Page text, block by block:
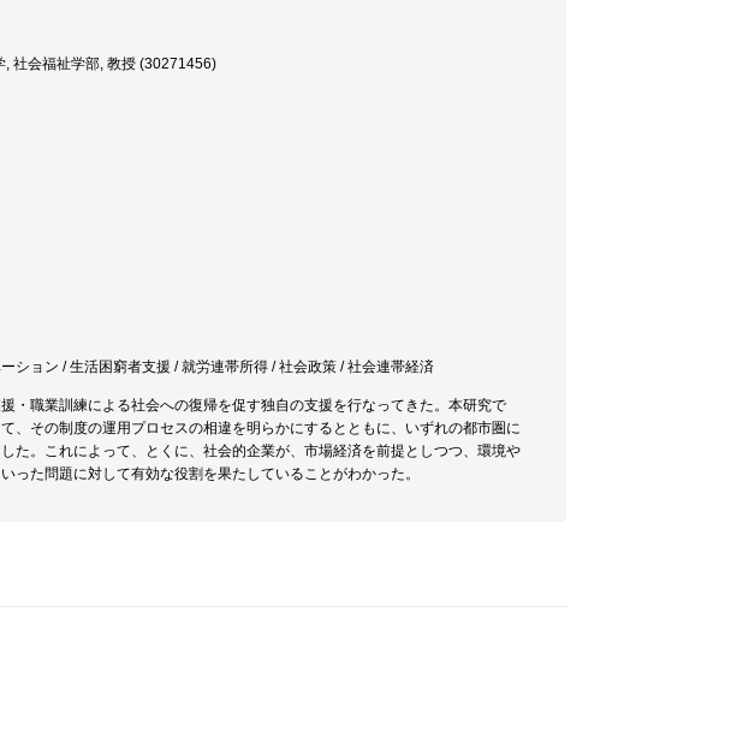
社会福祉学部, 教授 (30271456)
ション / 生活困窮者支援 / 就労連帯所得 / 社会政策 / 社会連帯経済
・職業訓練による社会への復帰を促す独自の支援を行なってきた。本研究で
、その制度の運用プロセスの相違を明らかにするとともに、いずれの都市圏に
た。これによって、とくに、社会的企業が、市場経済を前提としつつ、環境や
た問題に対して有効な役割を果たしていることがわかった。